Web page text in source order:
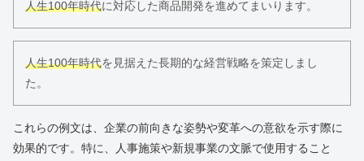
人生100年時代に対応した商品開発を進めてまいります。
人生100年時代を見据えた長期的な経営戦略を策定しまし
た。
これらの例文は、企業の前向きな姿勢や変革への意欲を示す際に
効果的です。特に、人事施策や新規事業の文脈で使用すること